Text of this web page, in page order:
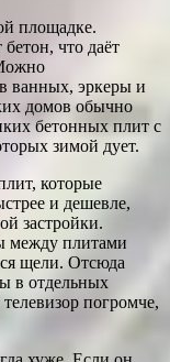
площадке.
что даёт
ванных, эркеры и
домов обычно
бетонных плит с
зимой дует.
которые
и дешевле,
застройки.
между плитами
щели. Отсюда
в отдельных
погромче,